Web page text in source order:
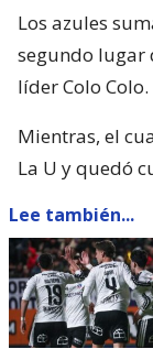
Los azules
segundo lugar
líder Colo Colo.
Mientras, el
La U y quedó
Lee también...